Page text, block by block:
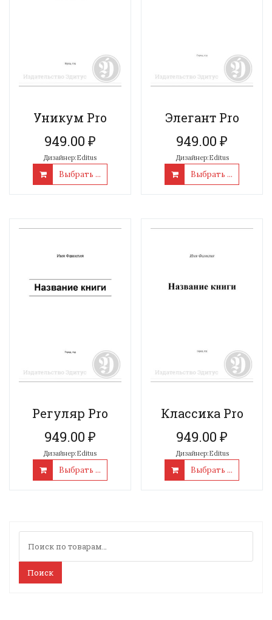
Уникум Pro
949.00 ₽
Дизайнер:Editus
Выбрать ...
Элегант Pro
949.00₽
Дизайнер:Editus
Выбрать ...
Регуляр Pro
949.00 ₽
Дизайнер:Editus
Выбрать ...
Классика Pro
949.00₽
Дизайнер:Editus
Выбрать ...
Поиск